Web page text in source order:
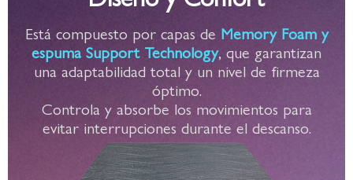
Está compuesto por capas de Memory Foam y
espuma Support Technology, que garantizan
una adaptabilidad total y un nivel de firmeza
óptimo.
Controla y absorbe los movimientos para
evitar interrupciones durante el descanso.